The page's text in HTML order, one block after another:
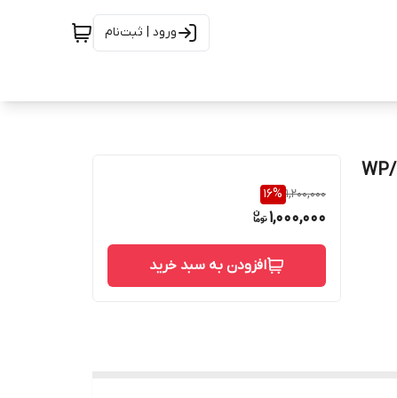
ورود | ثبت‌نام
زانو 3 اینچ 90 درجه درزداز استنلس استیل رده 10 از جنس WP/
1,200,000
16%
1,000,000
افزودن به سبد خرید